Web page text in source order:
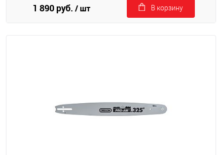
1 890 руб. / шт В корзину